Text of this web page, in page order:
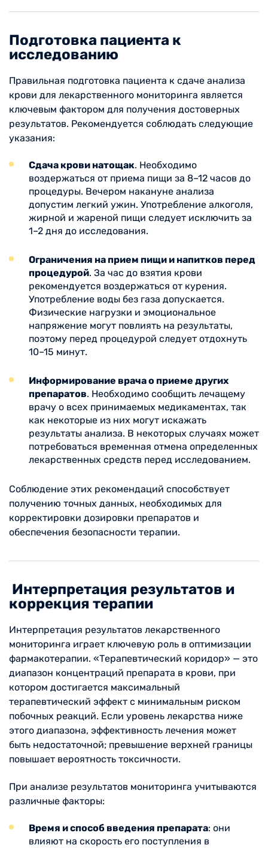
Подготовка пациента к
исследованию
Правильная подготовка пациента к сдаче анализа
крови для лекарственного мониторинга является
ключевым фактором для получения достоверных
результатов. Рекомендуется соблюдать следующие
указания:
Сдача крови натощак. Необходимо
воздержаться от приема пищи за 8–12 часов до
процедуры. Вечером накануне анализа
допустим легкий ужин. Употребление алкоголя,
жирной и жареной пищи следует исключить за
1–2 дня до исследования.
Ограничения на прием пищи и напитков перед
процедурой. За час до взятия крови
рекомендуется воздержаться от курения.
Употребление воды без газа допускается.
Физические нагрузки и эмоциональное
напряжение могут повлиять на результаты,
поэтому перед процедурой следует отдохнуть
10–15 минут.
Информирование врача о приеме других
препаратов. Необходимо сообщить лечащему
врачу о всех принимаемых медикаментах, так
как некоторые из них могут искажать
результаты анализа. В некоторых случаях может
потребоваться временная отмена определенных
лекарственных средств перед исследованием.
Соблюдение этих рекомендаций способствует
получению точных данных, необходимых для
корректировки дозировки препаратов и
обеспечения безопасности терапии.
Интерпретация результатов и
коррекция терапии
Интерпретация результатов лекарственного
мониторинга играет ключевую роль в оптимизации
фармакотерапии. «Терапевтический коридор» — это
диапазон концентраций препарата в крови, при
котором достигается максимальный
терапевтический эффект с минимальным риском
побочных реакций. Если уровень лекарства ниже
этого диапазона, эффективность лечения может
быть недостаточной; превышение верхней границы
повышает вероятность токсичности.
При анализе результатов мониторинга учитываются
различные факторы:
Время и способ введения препарата: они
влияют на скорость его поступления в